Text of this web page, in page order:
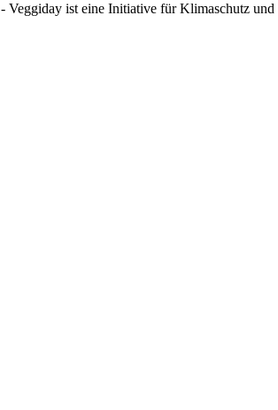
- Veggiday ist eine Initiative für Klimaschutz